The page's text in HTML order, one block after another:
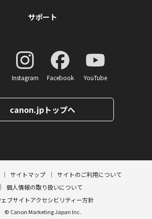
サポート
Instagram Facebook YouTube
canon.jpトップへ
サイトマップ
サイトのご利用について
個人情報の取り扱いについて
ェブサイトアクセシビリティー方針
© Canon Marketing Japan Inc.